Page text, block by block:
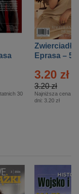
30
Zwierciadło
Eprasa – 5/
3.20 zł
3.20 zł
Najniższa cena z
dni: 3.20 zł